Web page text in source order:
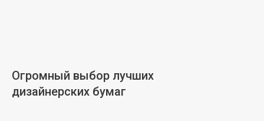
Огромный выбор лучших
дизайнерских бумаг